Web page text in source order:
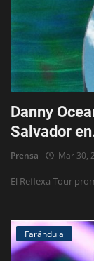
Danny
Salvador
Prensa Mar 30,
El Reflexa Tour
Farándula